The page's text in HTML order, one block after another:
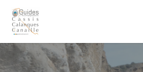
Skip
main
content